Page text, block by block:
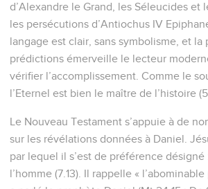
d’Alexandre le Grand, les Séleucides et
les persécutions d’Antiochus IV
langage est clair, sans symbolisme, et la
prédictions émerveille le lecteur
vérifier l’accomplissement. Comme le
l’Eternel est bien le maître de l’histoire
Le Nouveau Testament s’appuie à de
sur les révélations données à Daniel.
par lequel il s’est de préférence désigné
l’homme (7.13). Il rappelle «